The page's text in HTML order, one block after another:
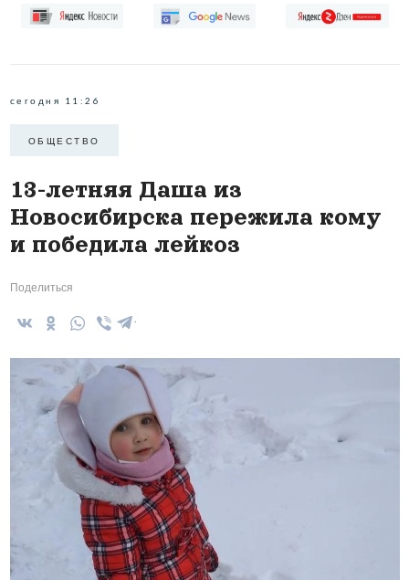
сегодня 11:26
ОБЩЕСТВО
13-летняя Даша из
Новосибирска пережила кому
и победила лейкоз
Поделиться